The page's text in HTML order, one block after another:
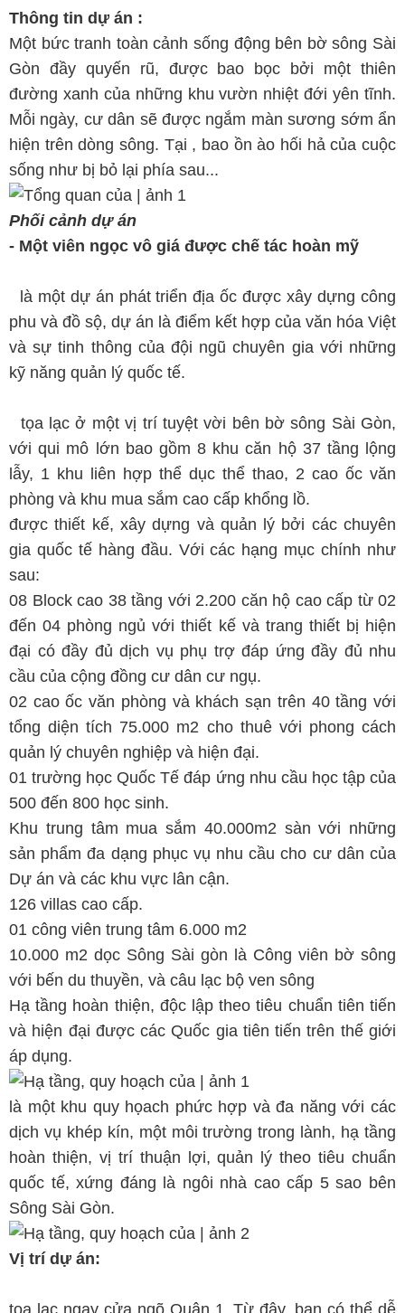
Thông tin dự án :
Một bức tranh toàn cảnh sống động bên bờ sông Sài
Gòn đầy quyến rũ, được bao bọc bởi một thiên
đường xanh của những khu vườn nhiệt đới yên tĩnh.
Mỗi ngày, cư dân sẽ được ngắm màn sương sớm ẩn
hiện trên dòng sông. Tại , bao ồn ào hối hả của cuộc
sống như bị bỏ lại phía sau...
Phối cảnh dự án
- Một viên ngọc vô giá được chế tác hoàn mỹ
à một dự án phát triển địa ốc được xây dựng công
phu và đồ sộ, dự án là điểm kết hợp của văn hóa Việt
và sự tinh thông của đội ngũ chuyên gia với những
kỹ năng quản lý quốc tế.
tọa lạc ở một vị trí tuyệt vời bên bờ sông Sài Gòn,
với qui mô lớn bao gồm 8 khu căn hộ 37 tầng lộng
lẫy, 1 khu liên hợp thể dục thể thao, 2 cao ốc văn
phòng và khu mua sắm cao cấp khổng lồ.
được thiết kế, xây dựng và quản lý bởi các chuyên
gia quốc tế hàng đầu. Với các hạng mục chính như
sau:
08 Block cao 38 tầng với 2.200 căn hộ cao cấp từ 02
đến 04 phòng ngủ với thiết kế và trang thiết bị hiện
đại có đầy đủ dịch vụ phụ trợ đáp ứng đầy đủ nhu
cầu của cộng đồng cư dân cư ngụ.
02 cao ốc văn phòng và khách sạn trên 40 tầng với
tổng diện tích 75.000 m2 cho thuê với phong cách
quản lý chuyên nghiệp và hiện đại.
01 trường học Quốc Tế đáp ứng nhu cầu học tập của
500 đến 800 học sinh.
Khu trung tâm mua sắm 40.000m2 sàn với những
sản phẩm đa dạng phục vụ nhu cầu cho cư dân của
Dự án và các khu vực lân cận.
126 villas cao cấp.
01 công viên trung tâm 6.000 m2
10.000 m2 dọc Sông Sài gòn là Công viên bờ sông
với bến du thuyền, và câu lạc bộ ven sông
Hạ tầng hoàn thiện, độc lập theo tiêu chuẩn tiên tiến
và hiện đại được các Quốc gia tiên tiến trên thế giới
áp dụng.
là một khu quy họach phức hợp và đa năng với các
dịch vụ khép kín, một môi trường trong lành, hạ tầng
hoàn thiện, vị trí thuận lợi, quản lý theo tiêu chuẩn
quốc tế, xứng đáng là ngôi nhà cao cấp 5 sao bên
Sông Sài Gòn.
Vị trí dự án:
tọa lạc ngay cửa ngõ Quận 1. Từ đây, bạn có thể dễ